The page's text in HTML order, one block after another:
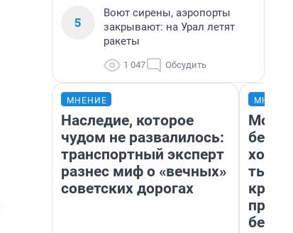
5
Воют сирены, аэропорты
закрывают: на Урал летят
ракеты
1 047 Обсудить
МНЕНИЕ
Наследие, которое
чудом не развалилось:
транспортный эксперт
разнес миф о «вечных»
советских дорогах
Мой